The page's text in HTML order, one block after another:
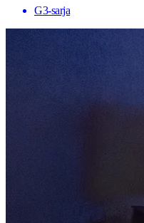
G3-sarja